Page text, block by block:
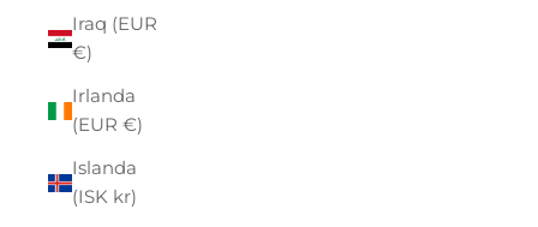
Iraq (EUR
€)
Irlanda
(EUR €)
Islanda
(ISK kr)